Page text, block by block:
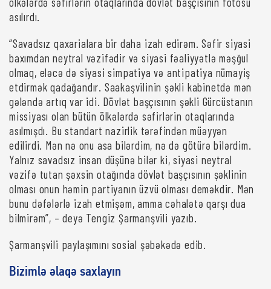
asılırdı.
“Savadsız qaxarialara bir daha izah edirəm. Səfir siyasi
baxımdan neytral vəzifədir və siyasi fəaliyyətlə məşğul
olmaq, eləcə də siyasi simpatiya və antipatiya nümayiş
etdirmək qadağandır. Saakaşvilinin şəkli kabinetdə mən
gələndə artıq var idi. Dövlət başçısının şəkli Gürcüstanın
missiyası olan bütün ölkələrdə səfirlərin otaqlarında
asılmışdı. Bu standart nazirlik tərəfindən müəyyən
edilirdi. Mən nə onu asa bilərdim, nə də götürə bilərdim.
Yalnız savadsız insan düşünə bilər ki, siyasi neytral
vəzifə tutan şəxsin otağında dövlət başçısının şəklinin
olması onun həmin partiyanın üzvü olması deməkdir. Mən
bunu dəfələrlə izah etmişəm, amma cəhalətə qarşı dua
bilmirəm”, – deyə Tengiz Şarmanşvili yazıb.
Şarmanşvili paylaşımını sosial şəbəkədə edib.
Bizimlə əlaqə saxlayın